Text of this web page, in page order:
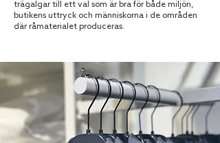
trägalgar till ett val som är bra för både miljön,
butikens uttryck och människorna i de områden
där råmaterialet produceras.